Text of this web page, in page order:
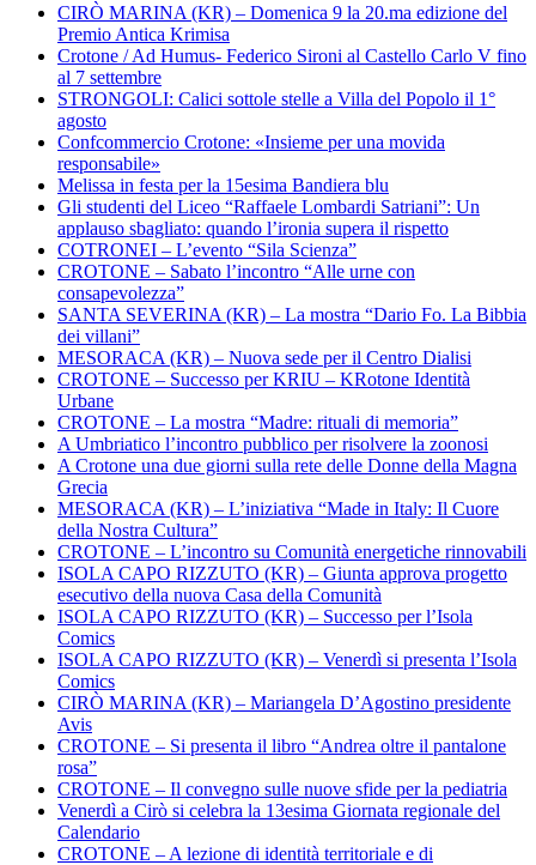
CIRÒ MARINA (KR) – Domenica 9 la 20.ma edizione del
Premio Antica Krimisa
Crotone / Ad Humus- Federico Sironi al Castello Carlo V fino
al 7 settembre
STRONGOLI: Calici sottole stelle a Villa del Popolo il 1°
agosto
Confcommercio Crotone: «Insieme per una movida
responsabile»
Melissa in festa per la 15esima Bandiera blu
Gli studenti del Liceo “Raffaele Lombardi Satriani”: Un
applauso sbagliato: quando l’ironia supera il rispetto
COTRONEI – L’evento “Sila Scienza”
CROTONE – Sabato l’incontro “Alle urne con
consapevolezza”
SANTA SEVERINA (KR) – La mostra “Dario Fo. La Bibbia
dei villani”
MESORACA (KR) – Nuova sede per il Centro Dialisi
CROTONE – Successo per KRIU – KRotone Identità
Urbane
CROTONE – La mostra “Madre: rituali di memoria”
A Umbriatico l’incontro pubblico per risolvere la zoonosi
A Crotone una due giorni sulla rete delle Donne della Magna
Grecia
MESORACA (KR) – L’iniziativa “Made in Italy: Il Cuore
della Nostra Cultura”
CROTONE – L’incontro su Comunità energetiche rinnovabili
ISOLA CAPO RIZZUTO (KR) – Giunta approva progetto
esecutivo della nuova Casa della Comunità
ISOLA CAPO RIZZUTO (KR) – Successo per l’Isola
Comics
ISOLA CAPO RIZZUTO (KR) – Venerdì si presenta l’Isola
Comics
CIRÒ MARINA (KR) – Mariangela D’Agostino presidente
Avis
CROTONE – Si presenta il libro “Andrea oltre il pantalone
rosa”
CROTONE – Il convegno sulle nuove sfide per la pediatria
Venerdì a Cirò si celebra la 13esima Giornata regionale del
Calendario
CROTONE – A lezione di identità territoriale e di